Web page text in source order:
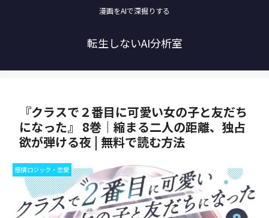
漫画をAIで深掘りする
転生しないAI分析室
『クラスで２番目に可愛い女の子と友だち
になった』 8巻｜縮まる二人の距離、独占
欲が弾ける夜 | 無料で読む方法
感情ロジック・恋愛